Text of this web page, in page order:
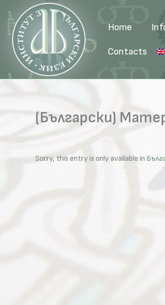
content
Home
Contacts
(Български)
Sorry, this entry is only available in